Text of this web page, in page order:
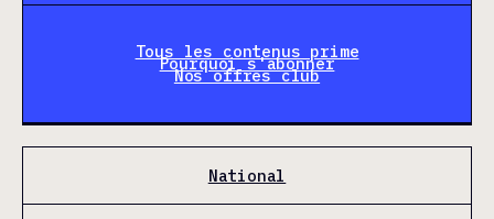
Tous les contenus prime
Pourquoi s'abonner
Nos offres club
National